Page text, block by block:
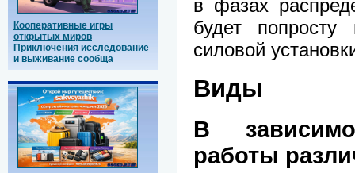
Кооперативные игры
открытых миров
Приключения исследование
и выживание сообща
в фазах
будет попросту
силовой
Виды
В
работы